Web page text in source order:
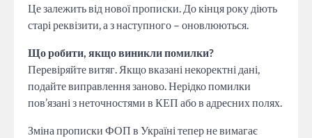
Це залежить від нової прописки. До кінця року діють
старі реквізити, а з наступного – оновлюються.
Що робити, якщо виникли помилки?
Перевіряйте витяг. Якщо вказані некоректні дані,
подайте виправлення заново. Нерідко помилки
пов’язані з неточностями в КЕП або в адресних полях.
Зміна прописки ФОП в Україні тепер не вимагає